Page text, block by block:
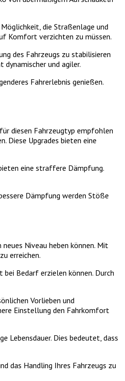
die Straßenlage und
Komfort verzichten zu müssen.
des Fahrzeugs zu stabilisieren
dynamischer und agiler.
Fahrerlebnis genießen.
diesen Fahrzeugtyp empfohlen
Diese Upgrades bieten eine
eine straffere Dämpfung.
Dämpfung werden Stöße
Niveau heben können. Mit
erreichen.
Bedarf erzielen können. Durch
Vorlieben und
Einstellung den Fahrkomfort
Lebensdauer. Dies bedeutet, dass
das Handling Ihres Fahrzeugs zu